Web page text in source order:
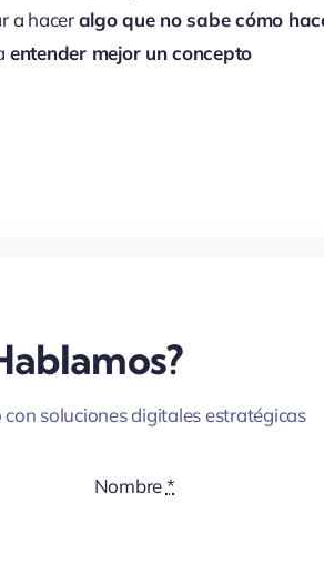
a haceralgo que no sabe cómo
entender mejor un concepto
soluciones digitales estratégicas
Nombre*